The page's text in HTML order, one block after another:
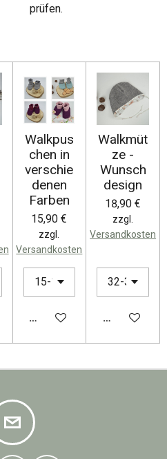
prüfen.
Walkpus
chen in
verschie
denen
Farben
15,90 €
zzgl.
Versandkosten
DETAILS ANZEIGEN
Walkmüt
ze -
Wunsch
design
18,90 €
zzgl.
Versandkosten
DETAILS